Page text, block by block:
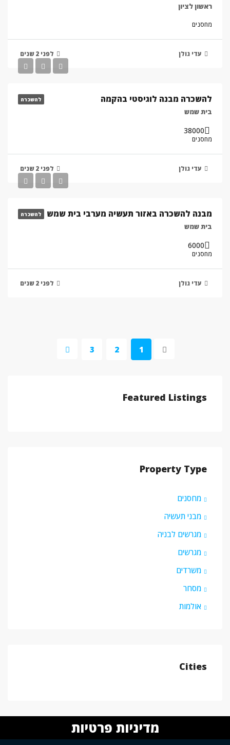
ראשון לציון
מחסנים
עדי גולן לפני 2 שנים
להשכרה להשכרה מבנה לוגיסטי בהקמה
בית שמש
38000
מחסנים
עדי גולן לפני 2 שנים
להשכרה מבנה להשכרה באזור תעשיה מערבי בית שמש
בית שמש
6000
מחסנים
עדי גולן לפני 2 שנים
1
2
3
Featured Listings
Property Type
מחסנים
מבני תעשיה
מגרשים לבניה
מגרשים
משרדים
מסחר
אולמות
Cities
מדיניות פרטיות